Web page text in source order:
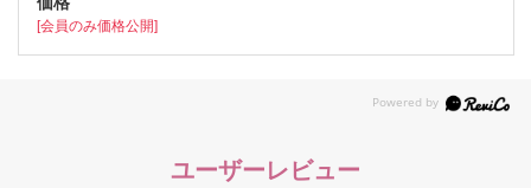
[会員のみ価格公開]
ユーザーレビュー